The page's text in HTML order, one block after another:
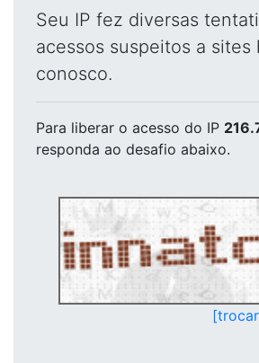
Seu IP fez diversas
acessos suspeitos a sites
conosco.
Para liberar o acesso do IP
responda ao desafio abaixo.